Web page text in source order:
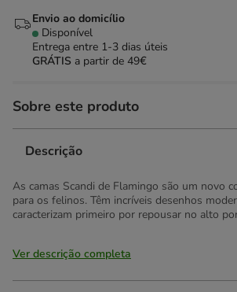
Envio ao domicílio
Disponível
Entrega entre 1-3 dias úteis
GRÁTIS a partir de 49€
Sobre este produto
Descrição
As camas Scandi de Flamingo são um novo
para os felinos. Têm incríveis desenhos
caracterizam primeiro por repousar no alto
Ver descrição completa